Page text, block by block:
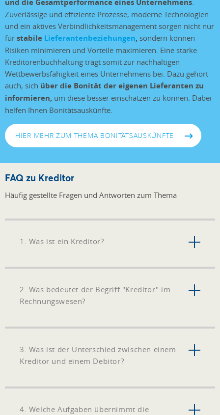
Zuverlässige und effiziente Prozesse, moderne Technologien
und ein aktives Verbindlichkeitsmanagement sorgen nicht nur
für stabile Lieferantenbeziehungen, sondern können
Risiken minimieren und Vorteile maximieren. Eine starke
Kreditorenbuchhaltung trägt somit zur nachhaltigen
Wettbewerbsfähigkeit eines Unternehmens bei. Dazu gehört
auch, sich über die Bonität der eigenen Lieferanten zu
informieren, um diese besser einschätzen zu können. Dabei
helfen Ihnen Bonitätsauskünfte.
HIER MEHR ZUM THEMA BONITÄTSAUSKÜNFTE
FAQ zu Kreditor
Häufig gestellte Fragen und Antworten zum Thema
1. Was ist ein Kreditor?
2. Was bedeutet der Begriff "Kreditor" im
Rechnungswesen?
3. Was ist der Unterschied zwischen einem
Kreditor und einem Debitor?
4. Welche Aufgaben übernimmt die